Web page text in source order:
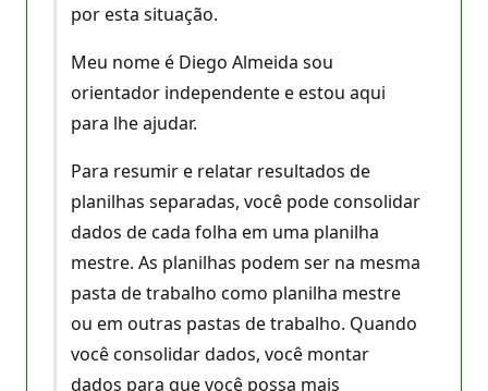
por esta situação.
Meu nome é Diego Almeida sou
orientador independente e estou aqui
para lhe ajudar.
Para resumir e relatar resultados de
planilhas separadas, você pode consolidar
dados de cada folha em uma planilha
mestre. As planilhas podem ser na mesma
pasta de trabalho como planilha mestre
ou em outras pastas de trabalho. Quando
você consolidar dados, você montar
dados para que você possa mais